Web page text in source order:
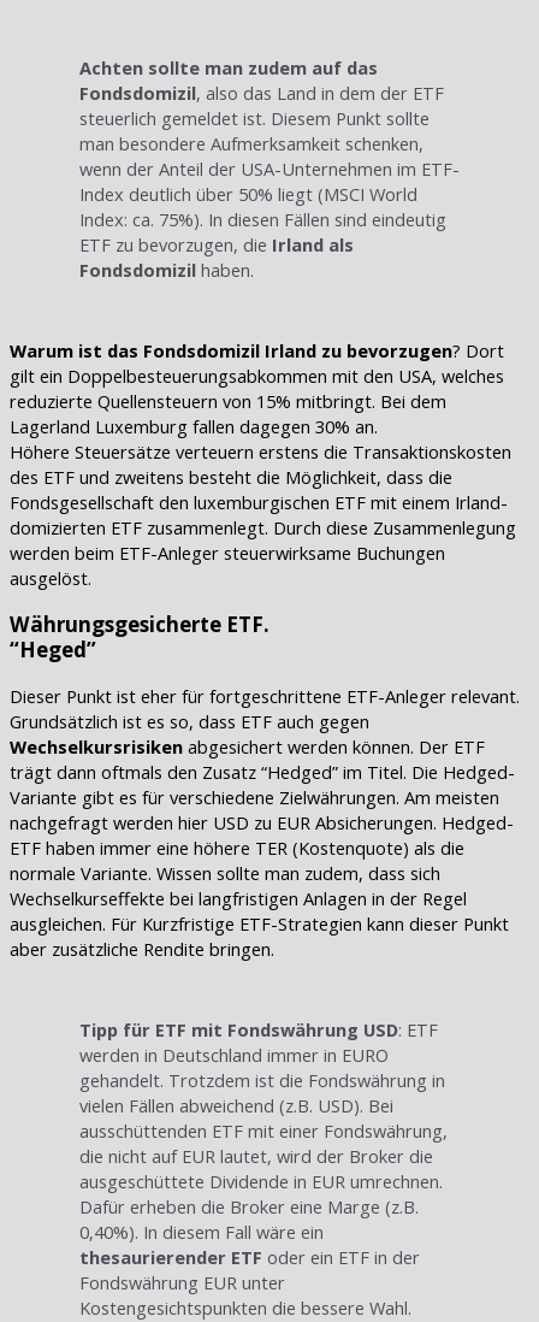
Achten sollte man zudem auf das
Fondsdomizil, also das Land in dem der ETF
steuerlich gemeldet ist. Diesem Punkt sollte
man besondere Aufmerksamkeit schenken,
wenn der Anteil der USA-Unternehmen im ETF-
Index deutlich über 50% liegt (MSCI World
Index: ca. 75%). In diesen Fällen sind eindeutig
ETF zu bevorzugen, die Irland als
Fondsdomizilhaben.
Warum ist das Fondsdomizil Irland zu bevorzugen? Dort
gilt ein Doppelbesteuerungsabkommen mit den USA, welches
reduzierte Quellensteuern von 15% mitbringt. Bei dem
Lagerland Luxemburg fallen dagegen 30% an.
Höhere Steuersätze verteuern erstens die Transaktionskosten
des ETF und zweitens besteht die Möglichkeit, dass die
Fondsgesellschaft den luxemburgischen ETF mit einem Irland-
domizierten ETF zusammenlegt. Durch diese Zusammenlegung
werden beim ETF-Anleger steuerwirksame Buchungen
ausgelöst.
Währungsgesicherte ETF.
“Heged”
Dieser Punkt ist eher für fortgeschrittene ETF-Anleger relevant.
Grundsätzlich ist es so, dass ETF auch gegen
Wechselkursrisiken abgesichert werden können. Der ETF
trägt dann oftmals den Zusatz “Hedged” im Titel. Die Hedged-
Variante gibt es für verschiedene Zielwährungen. Am meisten
nachgefragt werden hier USD zu EUR Absicherungen. Hedged-
ETF haben immer eine höhere TER (Kostenquote) als die
normale Variante. Wissen sollte man zudem, dass sich
Wechselkurseffekte bei langfristigen Anlagen in der Regel
ausgleichen. Für Kurzfristige ETF-Strategien kann dieser Punkt
aber zusätzliche Rendite bringen.
Tipp für ETF mit Fondswährung USD: ETF
werden in Deutschland immer in EURO
gehandelt. Trotzdem ist die Fondswährung in
vielen Fällen abweichend (z.B. USD). Bei
ausschüttenden ETF mit einer Fondswährung,
die nicht auf EUR lautet, wird der Broker die
ausgeschüttete Dividende in EUR umrechnen.
Dafür erheben die Broker eine Marge (z.B.
0,40%). In diesem Fall wäre ein
thesaurierender ETF oder ein ETF in der
Fondswährung EUR unter
Kostengesichtspunkten die bessere Wahl.